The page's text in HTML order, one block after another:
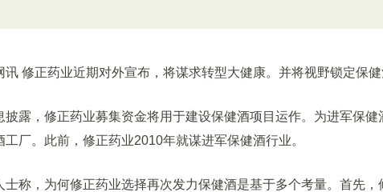
修正药业近期对外宣布，将谋求转型大健康。并将视野锁定保健
，修正药业募集资金将用于建设保健酒项目运作。为进军保健
工厂。此前，修正药业2010年就谋进军保健酒行业。
，为何修正药业选择再次发力保健酒是基于多个考量。首先，